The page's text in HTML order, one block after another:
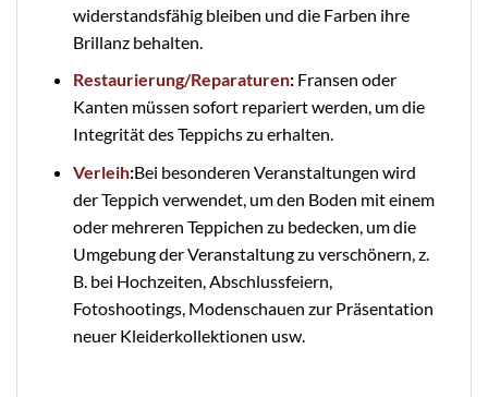
widerstandsfähig bleiben und die Farben ihre
Brillanz behalten.
Restaurierung/Reparaturen:Fransen oder
Kanten müssen sofort repariert werden, um die
Integrität des Teppichs zu erhalten.
Verleih:Bei besonderen Veranstaltungen wird
der Teppich verwendet, um den Boden mit einem
oder mehreren Teppichen zu bedecken, um die
Umgebung der Veranstaltung zu verschönern, z.
B. bei Hochzeiten, Abschlussfeiern,
Fotoshootings, Modenschauen zur Präsentation
neuer Kleiderkollektionen usw.